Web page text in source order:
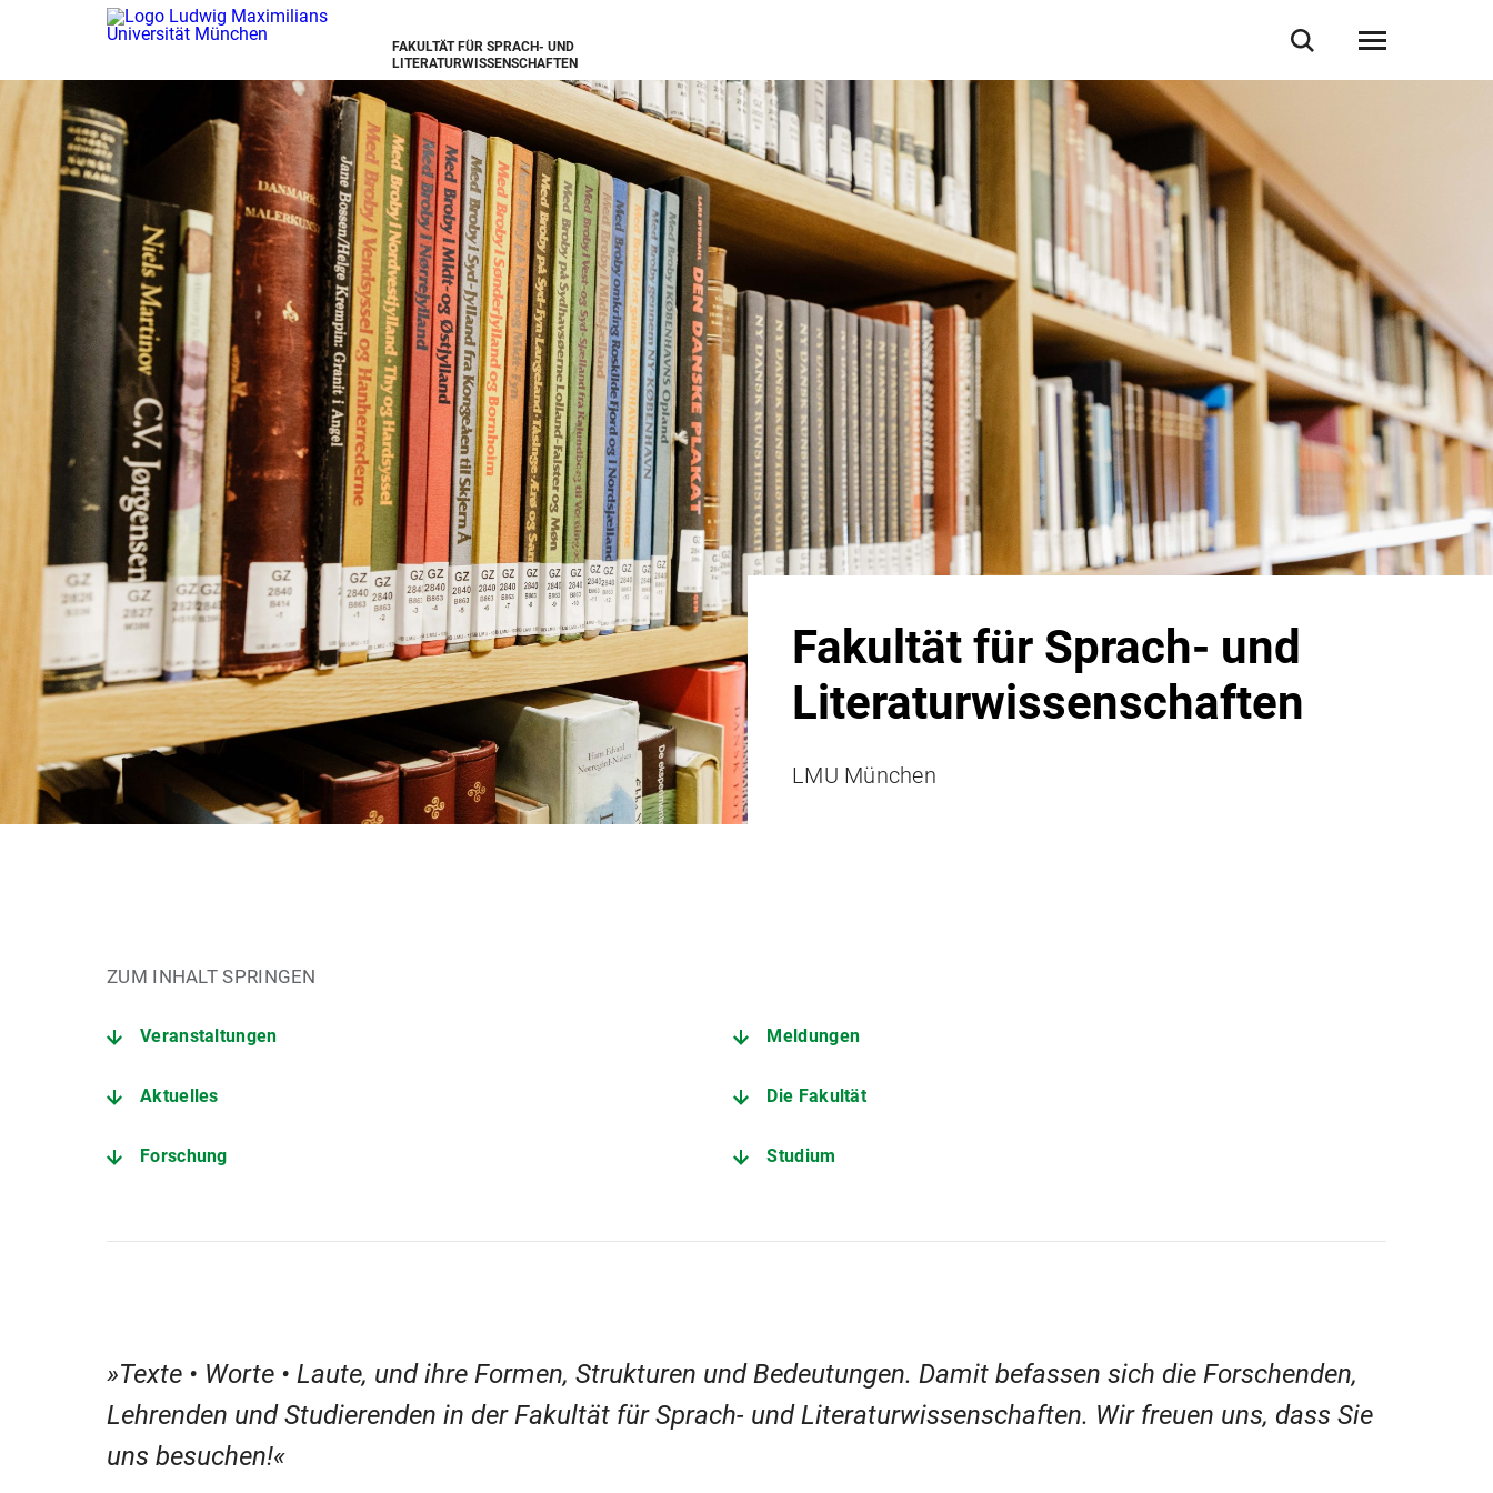
FAKULTÄT FÜR SPRACH- UND
LITERATURWISSENSCHAFTEN
Fakultät für Sprach- und
Literaturwissenschaften
LMU München
ZUM INHALT SPRINGEN
Veranstaltungen Meldungen
Aktuelles Die Fakultät
Forschung Studium
Texte • Worte • Laute, und ihre Formen, Strukturen und Bedeutungen. Damit befassen sich die Forschenden,
Lehrenden und Studierenden in der Fakultät für Sprach- und Literaturwissenschaften. Wir freuen uns, dass Sie
uns besuchen!